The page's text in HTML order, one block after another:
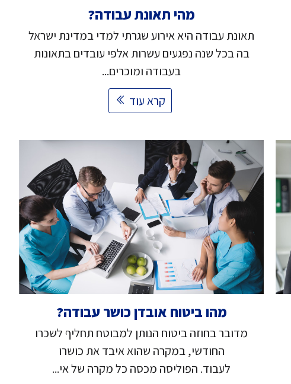
מהי תאונת עבודה?
תאונת עבודה היא אירוע שגרתי למדי במדינת ישראל
בה בכל שנה נפגעים עשרות אלפי עובדים בתאונות
בעבודה ומוכרים...
קרא עוד
מהו ביטוח אובדן כושר עבודה?
מדובר בחוזה ביטוח הנותן למבוטח תחליף לשכרו
החודשי, במקרה שהוא איבד את כושרו
לעבוד. הפוליסה מכסה כל מקרה של אי...